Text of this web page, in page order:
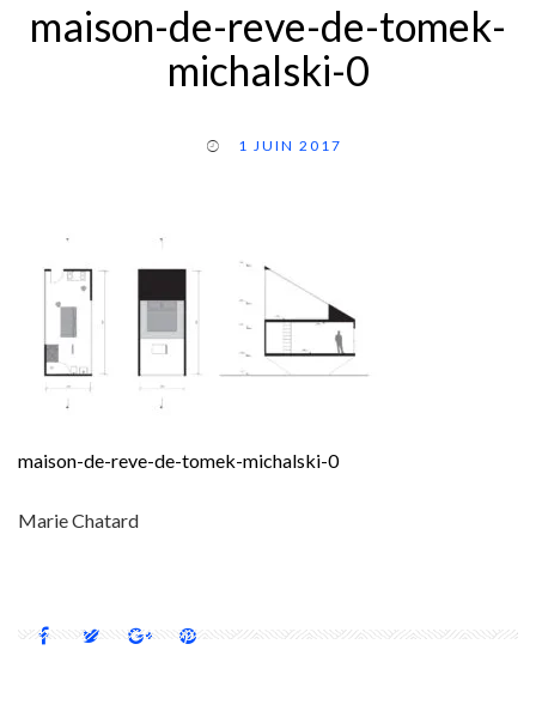
maison-de-reve-de-tomek-
michalski-0
1 JUIN 2017
maison-de-reve-de-tomek-michalski-0
Marie Chatard